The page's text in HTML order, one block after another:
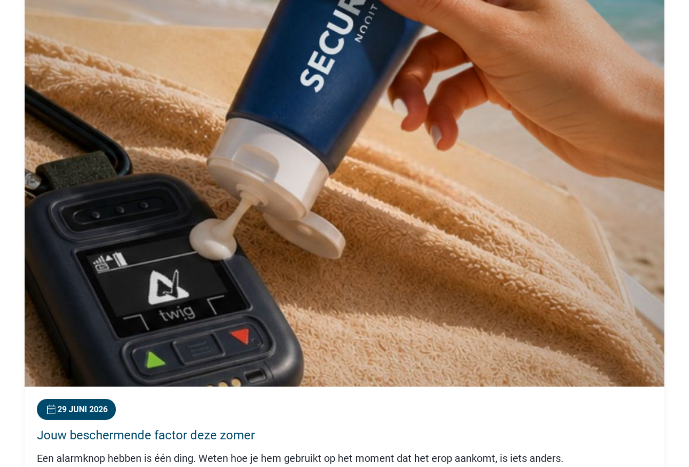
29 JUNI 2026
Jouw beschermende factor deze zomer
Een alarmknop hebben is één ding. Weten hoe je hem gebruikt op het moment dat het erop aankomt, is iets anders.